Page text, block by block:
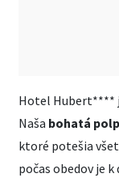
Hotel Hubert****
Naša bohatá
ktoré potešia
počas obedov je